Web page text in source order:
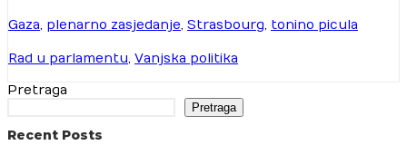
Gaza, plenarno zasjedanje, Strasbourg, tonino picula
Rad u parlamentu, Vanjska politika
Pretraga
Pretraga
Recent Posts